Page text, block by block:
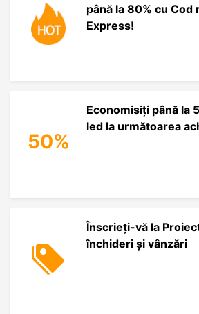
până la 80% cu Cod
Express!
50%
Economisiți până la 50%
led la următoarea
Înscrieți-vă la
închideri și vânzări